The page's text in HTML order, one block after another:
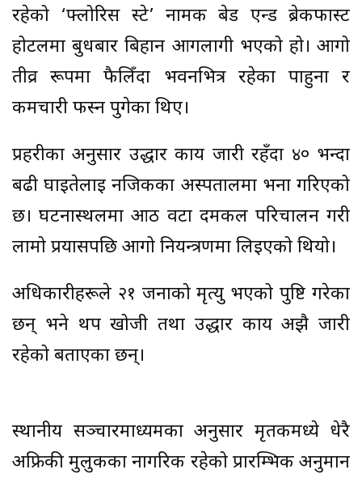
रहेको ‘फ्लोरिस स्टे’ नामक बेड एन्ड ब्रेकफास्ट
होटलमा बुधबार बिहान आगलागी भएको हो। आगो
तीव्र रूपमा फैलिँदा भवनभित्र रहेका पाहुना र
कर्मचारी फस्न पुगेका थिए।
प्रहरीका अनुसार उद्धार कार्य जारी रहँदा ४० भन्दा
बढी घाइतेलाई नजिकका अस्पतालमा भर्ना गरिएको
छ। घटनास्थलमा आठ वटा दमकल परिचालन गरी
लामो प्रयासपछि आगो नियन्त्रणमा लिइएको थियो।
अधिकारीहरूले २१ जनाको मृत्यु भएको पुष्टि गरेका
छन् भने थप खोजी तथा उद्धार कार्य अझै जारी
रहेको बताएका छन्।
स्थानीय सञ्चारमाध्यमका अनुसार मृतकमध्ये धेरै
अफ्रिकी मुलुकका नागरिक रहेको प्रारम्भिक अनुमान